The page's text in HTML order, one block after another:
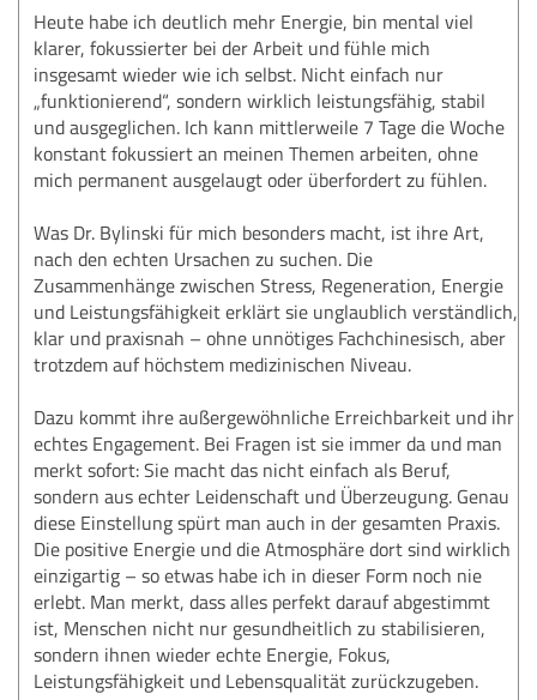
Heute habe ich deutlich mehr Energie, bin mental viel
klarer, fokussierter bei der Arbeit und fühle mich
insgesamt wieder wie ich selbst. Nicht einfach nur
„funktionierend“, sondern wirklich leistungsfähig, stabil
und ausgeglichen. Ich kann mittlerweile 7 Tage die Woche
konstant fokussiert an meinen Themen arbeiten, ohne
mich permanent ausgelaugt oder überfordert zu fühlen.
Was Dr. Bylinski für mich besonders macht, ist ihre Art,
nach den echten Ursachen zu suchen. Die
Zusammenhänge zwischen Stress, Regeneration, Energie
und Leistungsfähigkeit erklärt sie unglaublich verständlich,
klar und praxisnah – ohne unnötiges Fachchinesisch, aber
trotzdem auf höchstem medizinischen Niveau.
Dazu kommt ihre außergewöhnliche Erreichbarkeit und ihr
echtes Engagement. Bei Fragen ist sie immer da und man
merkt sofort: Sie macht das nicht einfach als Beruf,
sondern aus echter Leidenschaft und Überzeugung. Genau
diese Einstellung spürt man auch in der gesamten Praxis.
Die positive Energie und die Atmosphäre dort sind wirklich
einzigartig – so etwas habe ich in dieser Form noch nie
erlebt. Man merkt, dass alles perfekt darauf abgestimmt
ist, Menschen nicht nur gesundheitlich zu stabilisieren,
sondern ihnen wieder echte Energie, Fokus,
Leistungsfähigkeit und Lebensqualität zurückzugeben.